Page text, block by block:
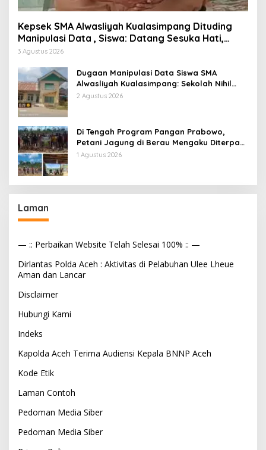
Kepsek SMA Alwasliyah Kualasimpang Dituding
Manipulasi Data , Siswa: Datang Sesuka Hati,
Dana MBG Disalurkan ke Guru & Pesantren
3 Agustus 2026
Dugaan Manipulasi Data Siswa SMA
Alwasliyah Kualasimpang: Sekolah Nihil
Murid Tapi Terima Dana BOS & Paket
2 Agustus 2026
Di Tengah Program Pangan Prabowo,
Petani Jagung di Berau Mengaku Diterpa
Tekanan Aparat
1 Agustus 2026
Laman
— :: Perbaikan Website Telah Selesai 100% :: —
Dirlantas Polda Aceh : Aktivitas di Pelabuhan Ulee Lheue
Aman dan Lancar
Disclaimer
Hubungi Kami
Indeks
Kapolda Aceh Terima Audiensi Kepala BNNP Aceh
Kode Etik
Laman Contoh
Pedoman Media Siber
Pedoman Media Siber